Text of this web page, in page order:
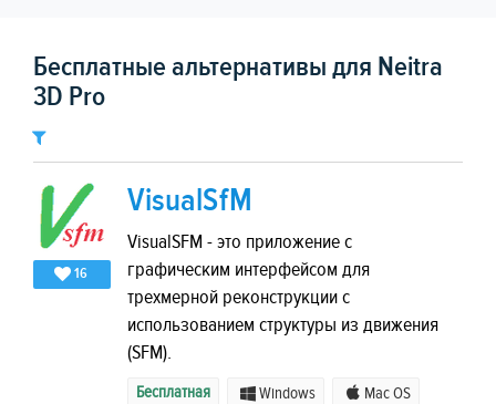
Бесплатные альтернативы для Neitra
3D Pro
16
VisualSfM
VisualSFM - это приложение с
графическим интерфейсом для
трехмерной реконструкции с
использованием структуры из движения
(SFM).
Бесплатная Windows Mac OS